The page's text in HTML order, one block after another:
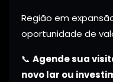
Região em
oportunidade de
📞 Agende sua
novo lar ou